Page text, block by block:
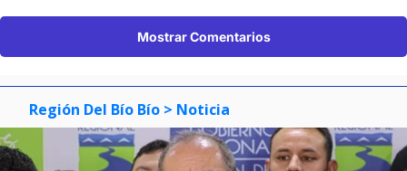
Mostrar Comentarios
Región Del Bío Bío > Noticia